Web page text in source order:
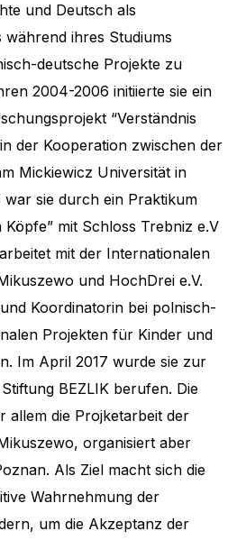
und Deutsch als
während ihres Studiums
deutsche Projekte zu
2004-2006 initiierte sie ein
“Verständnis
der Kooperation zwischen der
Mickiewicz Universität in
sie durch ein Praktikum
mit Schloss Trebniz e.V
mit der Internationalen
und HochDrei e.V.
Koordinatorin bei polnisch-
Projekten für Kinder und
Im April 2017 wurde sie zur
BEZLIK berufen. Die
allem die Projketarbeit der
organisiert aber
Als Ziel macht sich die
Wahrnehmung der
um die Akzeptanz der